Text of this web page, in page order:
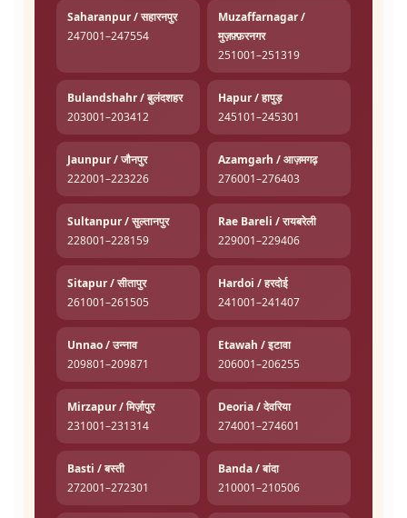
Saharanpur / सहारनपुर
247001–247554
Muzaffarnagar /
मुज़फ़्फ़रनगर
251001–251319
Bulandshahr / बुलंदशहर
203001–203412
Hapur / हापुड़
245101–245301
Jaunpur / जौनपुर
222001–223226
Azamgarh / आज़मगढ़
276001–276403
Sultanpur / सुल्तानपुर
228001–228159
Rae Bareli / रायबरेली
229001–229406
Sitapur / सीतापुर
261001–261505
Hardoi / हरदोई
241001–241407
Unnao / उन्नाव
209801–209871
Etawah / इटावा
206001–206255
Mirzapur / मिर्ज़ापुर
231001–231314
Deoria / देवरिया
274001–274601
Basti / बस्ती
272001–272301
Banda / बांदा
210001–210506